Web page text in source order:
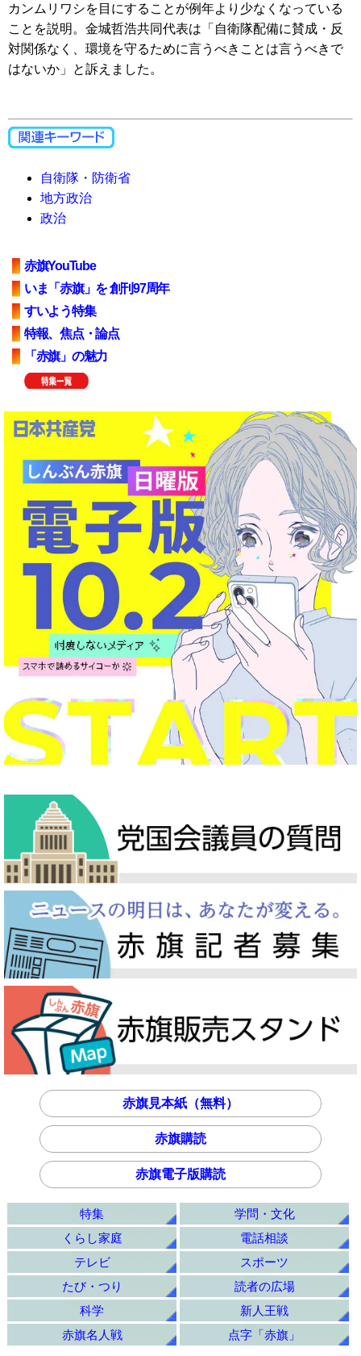
カンムリワシを目にすることが例年より少なくなっている
ことを説明。金城哲浩共同代表は「自衛隊配備に賛成・反
対関係なく、環境を守るために言うべきことは言うべきで
はないか」と訴えました。
自衛隊・防衛省
地方政治
政治
赤旗YouTube
いま「赤旗」を 創刊97周年
すいよう特集
特報、焦点・論点
「赤旗」の魅力
赤旗見本紙（無料）
赤旗購読
赤旗電子版購読
特集
学問・文化
くらし家庭
電話相談
テレビ
スポーツ
たび・つり
読者の広場
科学
新人王戦
赤旗名人戦
点字「赤旗」